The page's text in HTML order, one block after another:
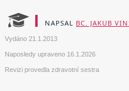
NAPSAL BC. JAKUB
Vydáno 21.1.2013
Naposledy upraveno 16.1.2026
Revizi provedla zdravotní sestra